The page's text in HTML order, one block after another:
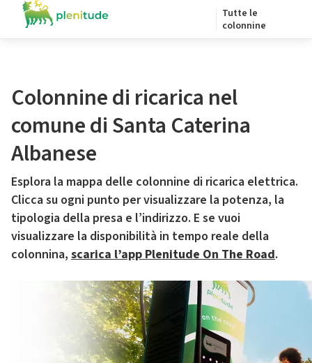
Tutte le
colonnine
Colonnine di ricarica nel
comune di Santa Caterina
Albanese
Esplora la mappa delle colonnine di ricarica elettrica.
Clicca su ogni punto per visualizzare la potenza, la
tipologia della presa e l’indirizzo. E se vuoi
visualizzare la disponibilità in tempo reale della
colonnina, scarica l’app Plenitude On The Road.